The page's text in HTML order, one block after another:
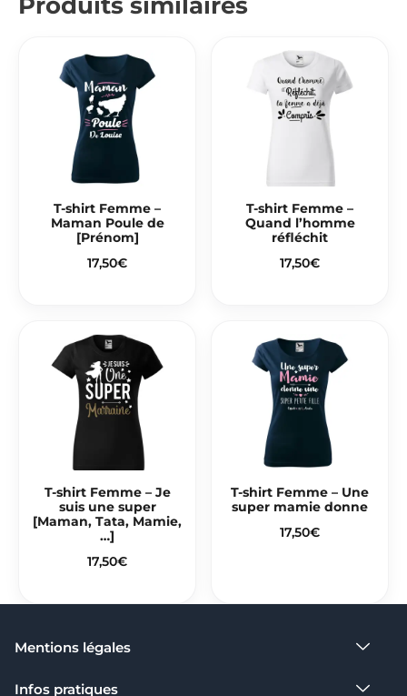
T-shirt Femme –
Maman Poule de
[Prénom]
17,50€
T-shirt Femme –
Quand l’homme
réfléchit
17,50€
T-shirt Femme – Je
suis une super
[Maman, Tata, Mamie,
…]
17,50€
T-shirt Femme – Une
super mamie donne
17,50€
Mentions légales​
Infos pratiques